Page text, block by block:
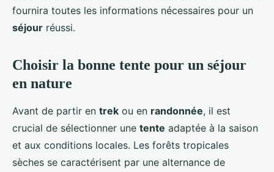
fournira toutes les informations nécessaires pour un
séjour réussi.
Choisir la bonne tente pour un séjour
en nature
Avant de partir en trek ou en randonnée, il est
crucial de sélectionner une tente adaptée à la saison
et aux conditions locales. Les forêts tropicales
sèches se caractérisent par une alternance de